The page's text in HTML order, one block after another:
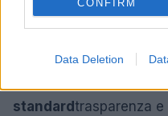
CONFIRM
Data Deletion
conformità cessa di
standardtrasparenza